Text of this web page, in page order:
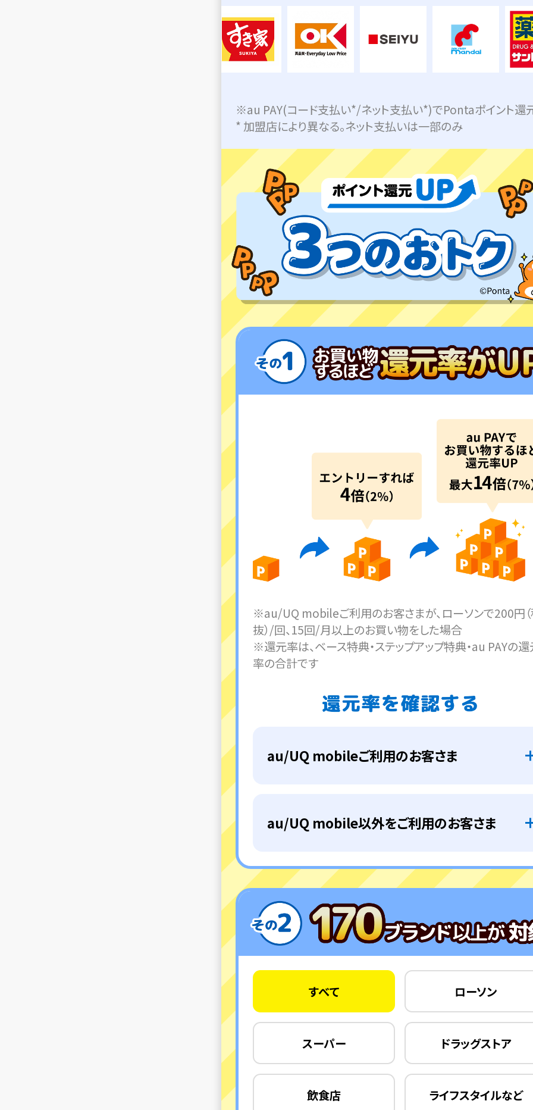
※au PAY(コード支払い*/ネット支払い*)でPontaポイント還
* 加盟店により異なる。ネット支払いは一部のみ
※au/UQ mobileご利用のお客さまが、ローソンで200円
抜）/回、15回/月以上のお買い物をした場合
※還元率は、ベース特典・ステップアップ特典・au PAYの
率の合計です
au/UQ mobileご利用のお客さま
au/UQ mobile以外をご利用のお客さま
すべて ローソン
スーパー ドラッグストア
飲食店 ライフスタイルなど